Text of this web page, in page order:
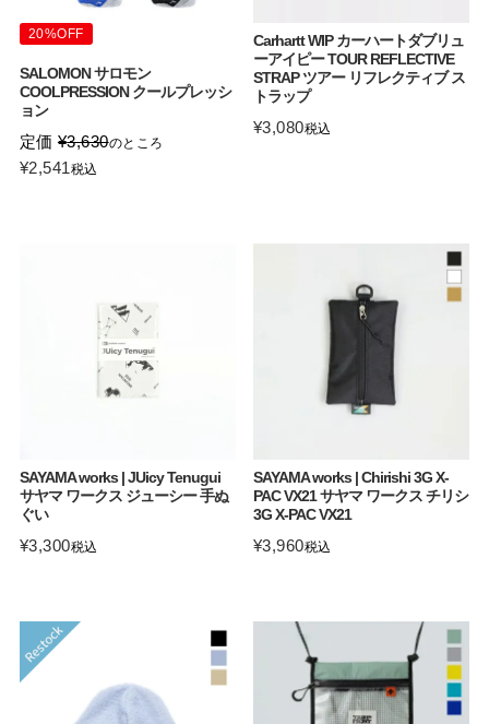
20%OFF
SALOMON サロモン
COOLPRESSION クールプレッシ
ョン
定価 ¥3,630のところ
¥2,541税込
Carhartt WIP カーハートダブリュ
ーアイピー TOUR REFLECTIVE
STRAP ツアー リフレクティブ ス
トラップ
¥3,080税込
SAYAMA works | JUicy Tenugui
サヤマ ワークス ジューシー 手ぬ
ぐい
¥3,300税込
SAYAMA works | Chirishi 3G X-
PAC VX21 サヤマ ワークス チリシ
3G X-PAC VX21
¥3,960税込